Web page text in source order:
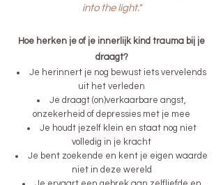
into the light."
Hoe herken je of je innerlijk kind trauma bij je
draagt?
Je herinnert je nog bewust iets vervelends
uit het verleden
Je draagt (on)verkaarbare angst,
onzekerheid of depressies met je mee
Je houdt jezelf klein en staat nog niet
volledig in je kracht
Je bent zoekende en kent je eigen waarde
niet in deze wereld